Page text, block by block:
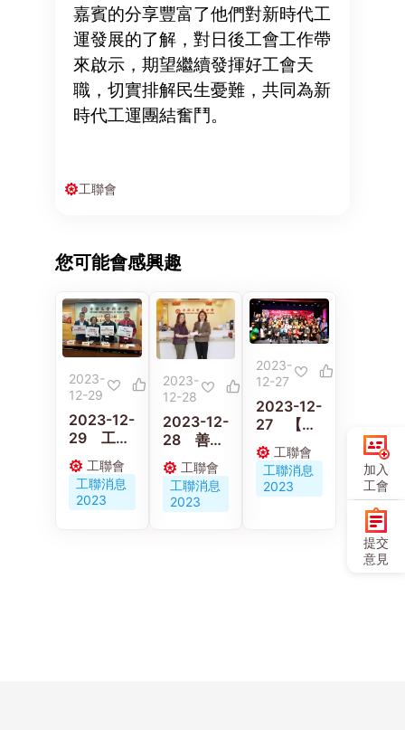
嘉賓的分享豐富了他們對新時代工
運發展的了解，對日後工會工作帶
來啟示，期望繼續發揮好工會天
職，切實排解民生憂難，共同為新
時代工運團結奮鬥。
工聯會
您可能會感興趣
2023-
12-29
2023-12-
29 工聯
職安健協
會記者
會：工業
意外無止
工聯會
工聯消息
2023
2023-
12-28
2023-12-
28 善心
人士捐60
萬港元予
香港工會
聯合會救
工聯會
工聯消息
2023
2023-
12-27
2023-12-
27 【東
莞中心】
舉辦「迎
新年嘉年
華暨義工
工聯會
工聯消息
2023
加入
工會
提交
意見